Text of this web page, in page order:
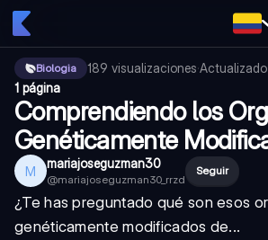
Biologia 189 visualizaciones·Actualizado
1 página
Comprendiendo los
Genéticamente
M mariajoseguzman30
@mariajoseguzman30_rrzd
Seguir
¿Te has preguntado qué son esos
genéticamente modificados de...